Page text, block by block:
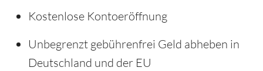
Kostenlose Kontoeröffnung
Unbegrenzt gebührenfrei Geld abheben in
Deutschland und der EU